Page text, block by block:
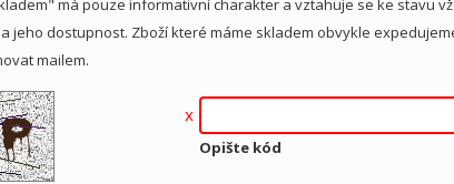
má pouze informativní charakter a vztahuje se ke stavu
jeho dostupnost. Zboží které máme skladem obvykle
mailem.
Opište kód